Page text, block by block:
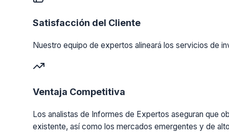
Satisfacción del Cliente
Nuestro equipo de expertos alineará los servicios de
Ventaja Competitiva
Los analistas de Informes de Expertos aseguran que
existente, así como los mercados emergentes y de